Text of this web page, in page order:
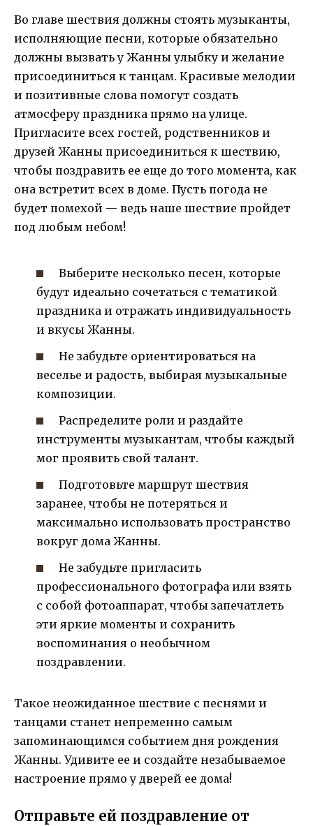
Во главе шествия должны стоять музыканты,
исполняющие песни, которые обязательно
должны вызвать у Жанны улыбку и желание
присоединиться к танцам. Красивые мелодии
и позитивные слова помогут создать
атмосферу праздника прямо на улице.
Пригласите всех гостей, родственников и
друзей Жанны присоединиться к шествию,
чтобы поздравить ее еще до того момента, как
она встретит всех в доме. Пусть погода не
будет помехой — ведь наше шествие пройдет
под любым небом!
Выберите несколько песен, которые
будут идеально сочетаться с тематикой
праздника и отражать индивидуальность
и вкусы Жанны.
Не забудьте ориентироваться на
веселье и радость, выбирая музыкальные
композиции.
Распределите роли и раздайте
инструменты музыкантам, чтобы каждый
мог проявить свой талант.
Подготовьте маршрут шествия
заранее, чтобы не потеряться и
максимально использовать пространство
вокруг дома Жанны.
Не забудьте пригласить
профессионального фотографа или взять
с собой фотоаппарат, чтобы запечатлеть
эти яркие моменты и сохранить
воспоминания о необычном
поздравлении.
Такое неожиданное шествие с песнями и
танцами станет непременно самым
запоминающимся событием дня рождения
Жанны. Удивите ее и создайте незабываемое
настроение прямо у дверей ее дома!
Отправьте ей поздравление от